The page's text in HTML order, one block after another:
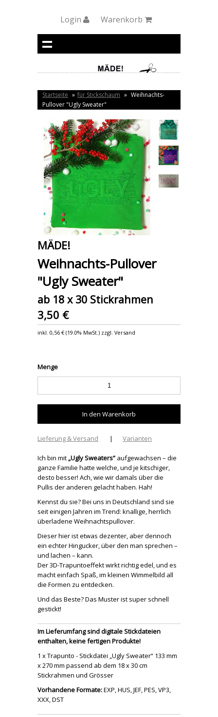
Login Warenkorb
Startseite » für Stickschaum » Weihnachts-
Pullover "Ugly Sweater"
MÄDE!
Weihnachts-Pullover
"Ugly Sweater"
ab 18 x 30 Stickrahmen
3,50 €
inkl.0,56 € (19.0% MwSt.) zzgl. Versand
Menge
Lieferung & Versand | Varianten
Ich bin mit „Ugly Sweaters“ aufgewachsen – die
ganze Familie hatte welche, und je kitschiger,
desto besser! Ach, wie wir damals über die
Pullis der anderen gelacht haben. Hah!
Kennst du sie? Bei uns in Deutschland sind sie
seit einigen Jahren im Trend: knallige, herrlich
überladene Weihnachtspullover.
Dieser hier ist etwas dezenter, aber dennoch
ein echter Hingucker, über den man sprechen –
und lachen – kann.
Der 3D-Trapuntoeffekt wirkt richtig edel, und es
macht einfach Spaß, im kleinen Wimmelbild all
die Formen zu entdecken.
Und das Beste? Das Muster ist super schnell
gestickt!
Im Lieferumfang sind digitale Stickdateien
enthalten, keine fertigen Produkte!
1 x Trapunto - Stickdatei „Ugly Sweater“ 133 mm
x 270 mm passend ab dem 18 x 30 cm
Stickrahmen und Grösser
Vorhandene Formate:EXP, HUS, JEF, PES, VP3,
XXX, DST